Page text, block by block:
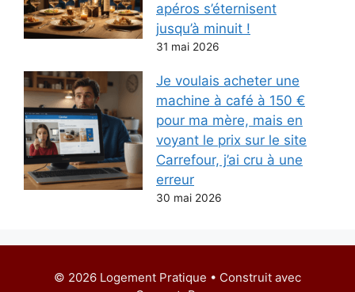
apéros s’éternisent
jusqu’à minuit !
31 mai 2026
Je voulais acheter une
machine à café à 150 €
pour ma mère, mais en
voyant le prix sur le site
Carrefour, j’ai cru à une
erreur
30 mai 2026
© 2026 Logement Pratique • Construit avec